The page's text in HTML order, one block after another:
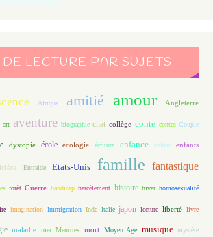
LECTURE PAR SUJETS
Afrique amitié amour Angleterre
art aventure biographie chat collège conte contes Couple
dystopie école écologie écriture enfance enfant enfants
Entraide Etats-Unis famille fantastique
forêt Guerre handicap harcèlement histoire hiver homosexualité
imagination Immigration Inde Italie japon lecture liberté livre
maladie mer Meurtres mort Moyen Age musique mystère